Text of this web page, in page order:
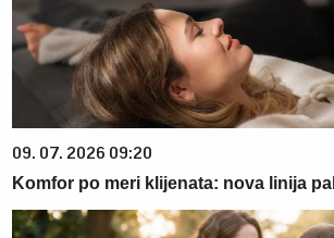
09. 07. 2026 09:20
Komfor po meri klijenata: nova linija